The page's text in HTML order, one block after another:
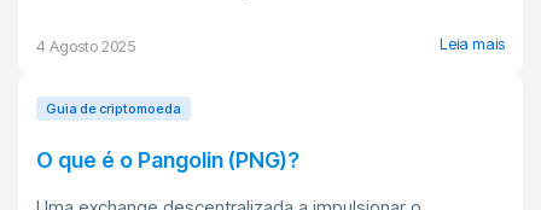
4 Agosto 2025 Leia mais
Guia de criptomoeda
O que é o Pangolin (PNG)?